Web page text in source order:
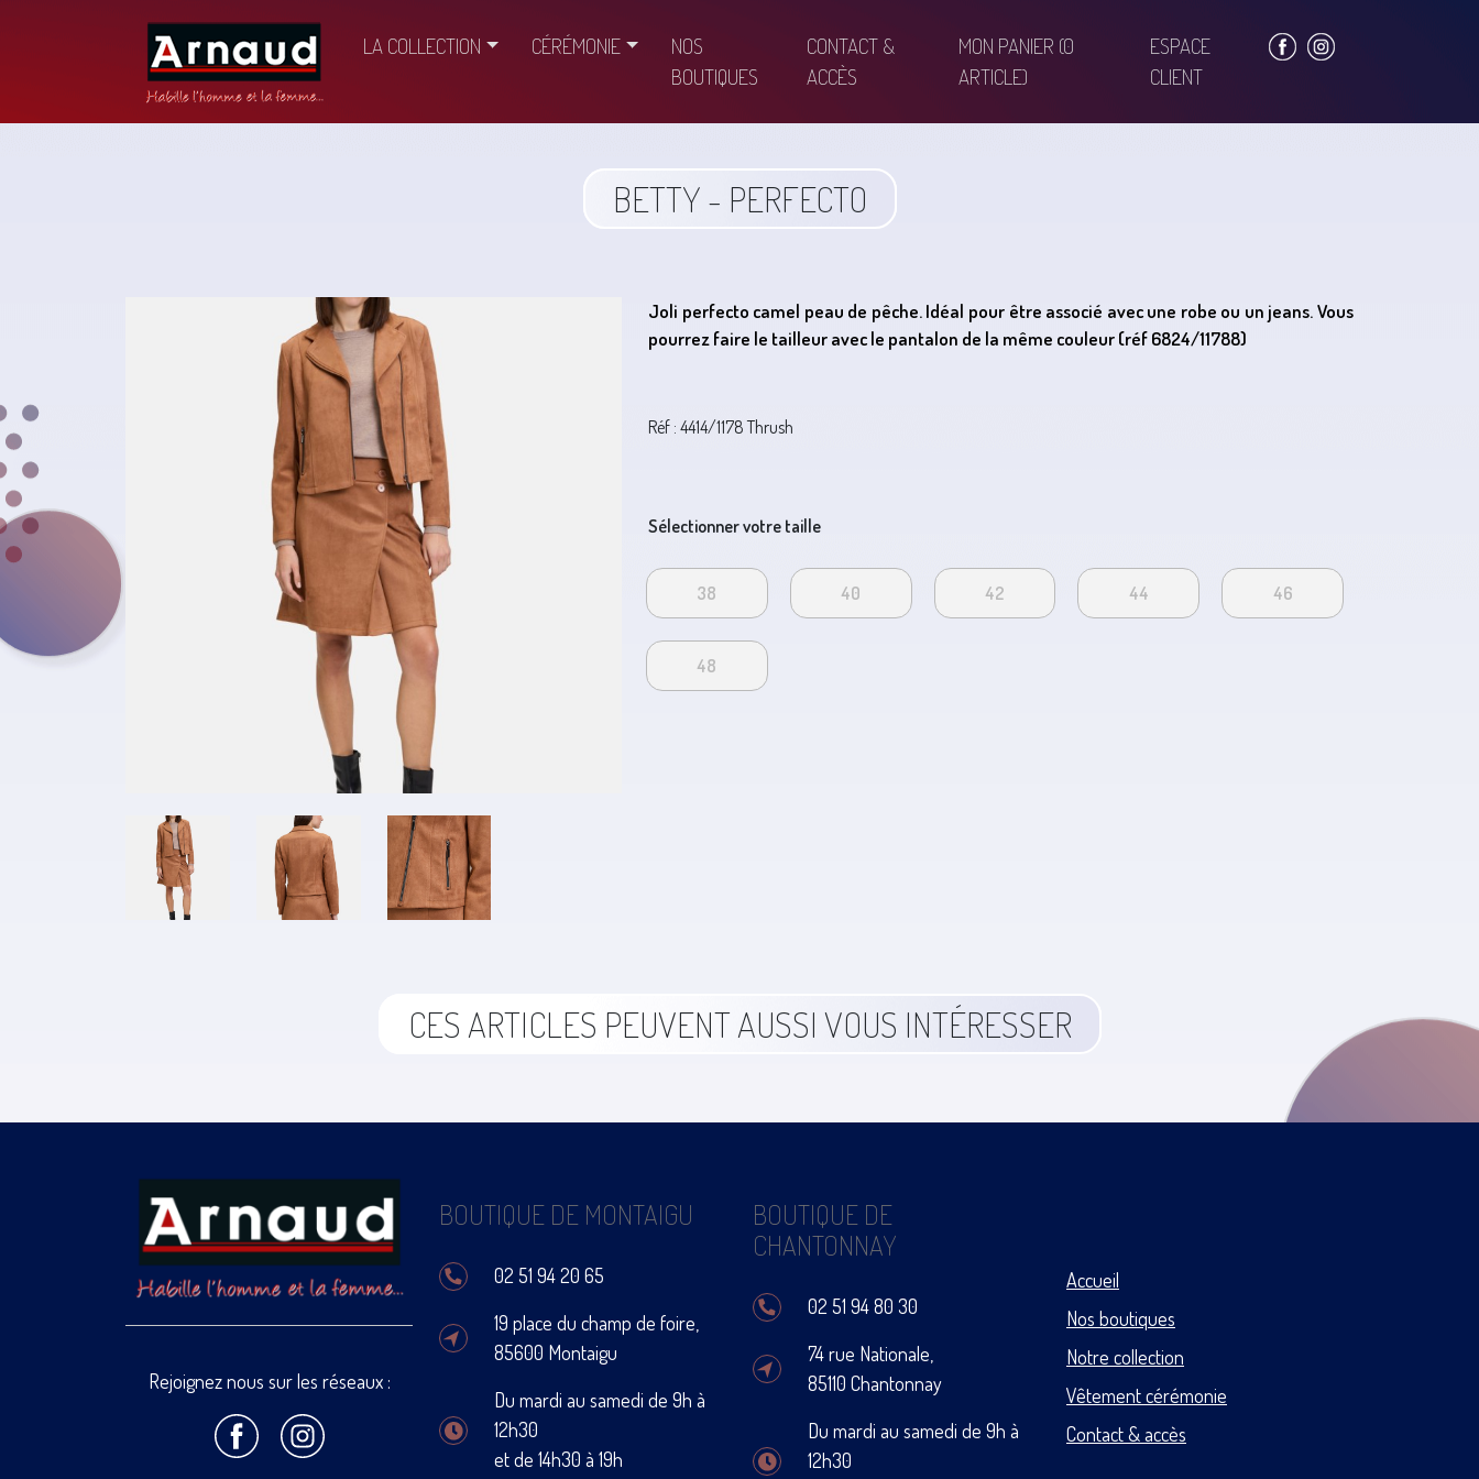
LA COLLECTION CÉRÉMONIE
NOS
BOUTIQUES
CONTACT &
ACCÈS
MON PANIER (0
ARTICLE)
ESPACE
CLIENT
BETTY - PERFECTO
Joli perfecto camel peau de pêche. Idéal pour être associé avec une robe ou un jeans. Vous
pourrez faire le tailleur avec le pantalon de la même couleur (réf 6824/11788)
Réf : 4414/1178 Thrush
Sélectionner votre taille
38 40 42 44 46
48
CES ARTICLES PEUVENT AUSSI VOUS INTÉRESSER
Rejoignez nous sur les réseaux :
BOUTIQUE DE MONTAIGU
02 51 94 20 65
19 place du champ de foire,
85600 Montaigu
Du mardi au samedi de 9h à
12h30
et de 14h30 à 19h
BOUTIQUE DE
CHANTONNAY
02 51 94 80 30
74 rue Nationale,
85110 Chantonnay
Du mardi au samedi de 9h à
12h30
Accueil
Nos boutiques
Notre collection
Vêtement cérémonie
Contact & accès